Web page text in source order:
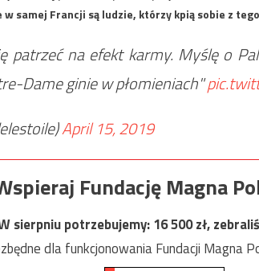
samej Francji są ludzie, którzy kpią sobie z
patrzeć na efekt karmy. Myślę o
Dame ginie w płomieniach"
April 15, 2019
Fundację Magna
sierpniu potrzebujemy:16 500zł,
dla funkcjonowania Fundacji Magna